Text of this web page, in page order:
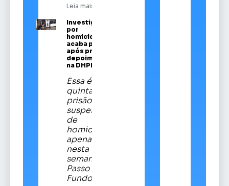
Leia mais
Investigado
por
homicídios
acaba preso
após prestar
depoimento
na DHPP
Essa é a
quinta
prisão de
suspeitos
de
homicídios
apenas
nesta
semana em
Passo
Fundo